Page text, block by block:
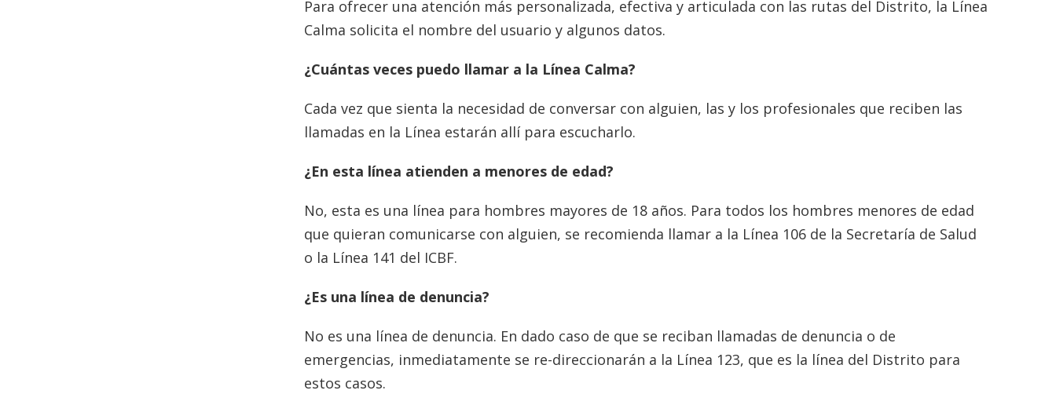
Para ofrecer una atención más personalizada, efectiva y articulada con las rutas del Distrito, la Línea
Calma solicita el nombre del usuario y algunos datos.
¿Cuántas veces puedo llamar a la Línea Calma?
Cada vez que sienta la necesidad de conversar con alguien, las y los profesionales que reciben las
llamadas en la Línea estarán allí para escucharlo.
¿En esta línea atienden a menores de edad?
No, esta es una línea para hombres mayores de 18 años. Para todos los hombres menores de edad
que quieran comunicarse con alguien, se recomienda llamar a la Línea 106 de la Secretaría de Salud
o la Línea 141 del ICBF.
¿Es una línea de denuncia?
No es una línea de denuncia. En dado caso de que se reciban llamadas de denuncia o de
emergencias, inmediatamente se re-direccionarán a la Línea 123, que es la línea del Distrito para
estos casos.